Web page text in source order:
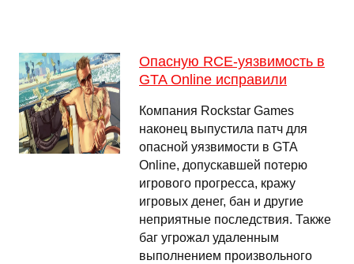
Опасную RCE-уязвимость в
GTA Online исправили
Компания Rockstar Games
наконец выпустила патч для
опасной уязвимости в GTA
Online, допускавшей потерю
игрового прогресса, кражу
игровых денег, бан и другие
неприятные последствия. Также
баг угрожал удаленным
выполнением произвольного